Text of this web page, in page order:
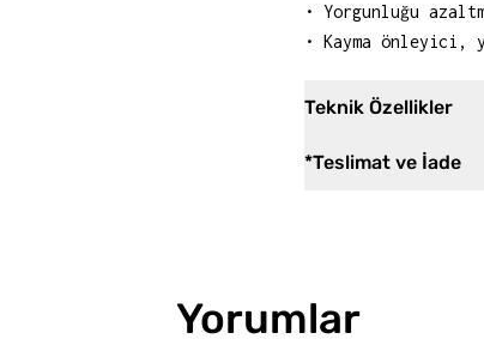
• Yorgunluğu
• Kayma önleyici,
Teknik Özellikler
*Teslimat ve İade
Yorumlar